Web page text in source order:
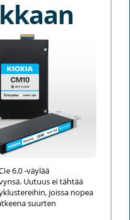
6.0 -väylää
Uutuus ei tähtää
joissa nopea
suurten